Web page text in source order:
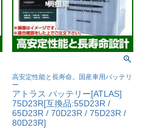
高安定性能と長寿命。国産車用バッテリ
ー
アトラス バッテリー[ATLAS]
75D23R[互換品:55D23R /
65D23R / 70D23R / 75D23R /
80D23R]